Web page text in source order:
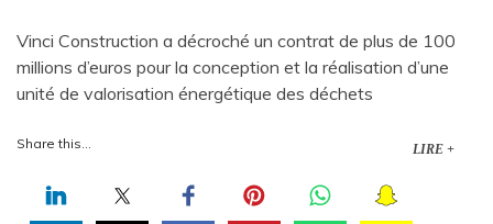
Vinci Construction a décroché un contrat de plus de 100
millions d’euros pour la conception et la réalisation d’une
unité de valorisation énergétique des déchets
Share this... LIRE +